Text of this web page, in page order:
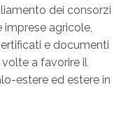
dei consorzi
imprese agricole,
e documenti
volte a favorire il
estere ed estere in